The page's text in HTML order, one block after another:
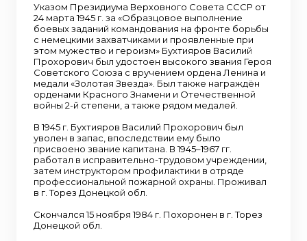
Указом Президиума Верховного Совета СССР от
24 марта 1945 г. за «Образцовое выполнение
боевых заданий командования на фронте борьбы
с немецкими захватчиками и проявленные при
этом мужество и героизм» Бухтияров Василий
Прохорович был удостоен высокого звания Героя
Советского Союза с вручением ордена Ленина и
медали «Золотая Звезда». Был также награждён
орденами Красного Знамени и Отечественной
войны 2-й степени, а также рядом медалей.
В 1945 г. Бухтияров Василий Прохорович был
уволен в запас, впоследствии ему было
присвоено звание капитана. В 1945–1967 гг.
работал в исправительно-трудовом учреждении,
затем инструктором профилактики в отряде
профессиональной пожарной охраны. Проживал
в г. Торез Донецкой обл.
Скончался 15 ноября 1984 г. Похоронен в г. Торез
Донецкой обл.